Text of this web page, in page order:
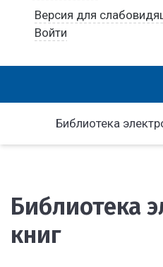
Версия для
Войти
Библиотека
Библиотека
книг